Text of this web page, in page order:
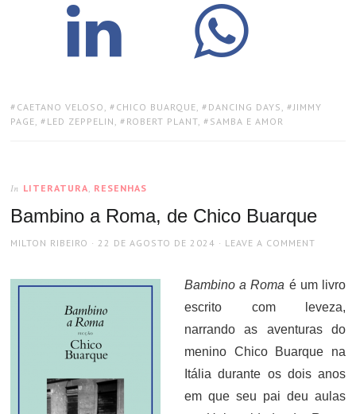
TAGS:
CAETANO VELOSO , CHICO BUARQUE, DANCING DAYS , JIMMY
PAGE, LED ZEPPELIN , ROBERT PLANT, SAMBA E AMOR
In LITERATURA, RESENHAS
Bambino a Roma, de Chico Buarque
AUTHOR
MILTON RIBEIRO
POSTED
22 DE AGOSTO DE 2024 LEAVE A COMMENT
Bambino a Roma é um livro
escrito com leveza,
narrando as aventuras do
menino Chico Buarque na
Itália durante os dois anos
em que seu pai deu aulas